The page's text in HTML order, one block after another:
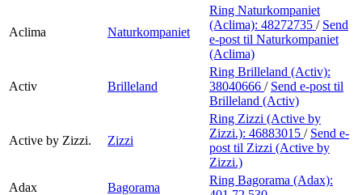
Aclima Naturkompaniet
Ring Naturkompaniet
(Aclima): 48272735 / Send
e-post til Naturkompaniet
(Aclima)
Activ Brilleland
Ring Brilleland (Activ):
38040666 / Send e-post til
Brilleland (Activ)
Active by Zizzi. Zizzi
Ring Zizzi (Active by
Zizzi.): 46883015 / Send e-
post til Zizzi (Active by
Zizzi.)
Adax
Bagorama
Ring Bagorama (Adax):